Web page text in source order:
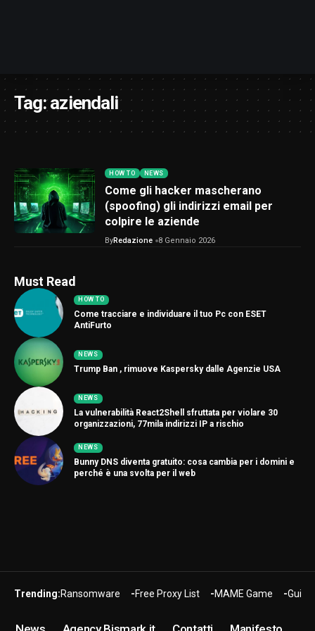
Tag:aziendali
HOW TO NEWS
Come gli hacker mascherano
(spoofing) gli indirizzi email per
colpire le aziende
ByRedazione 8 Gennaio 2026
Must Read
HOW TO
Come tracciare e individuare il tuo Pc con ESET
AntiFurto
NEWS
Trump Ban , rimuove Kaspersky dalle Agenzie USA
NEWS
La vulnerabilità React2Shell sfruttata per violare 30
organizzazioni, 77mila indirizzi IP a rischio
NEWS
Bunny DNS diventa gratuito: cosa cambia per i domini e
perché è una svolta per il web
Trending:Ransomware Free Proxy List MAME Game Guide